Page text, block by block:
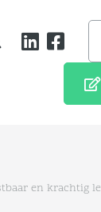
en krachtig